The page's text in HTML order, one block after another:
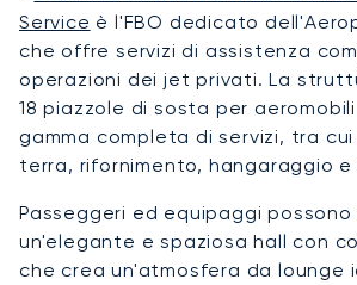
Service è l'FBO dedicato
che offre servizi di assistenza
operazioni dei jet privati. La
18 piazzole di sosta per
gamma completa di servizi, tra
terra, rifornimento, hangaraggio
Passeggeri ed equipaggi possono
un'elegante e spaziosa hall con
che crea un'atmosfera da lounge